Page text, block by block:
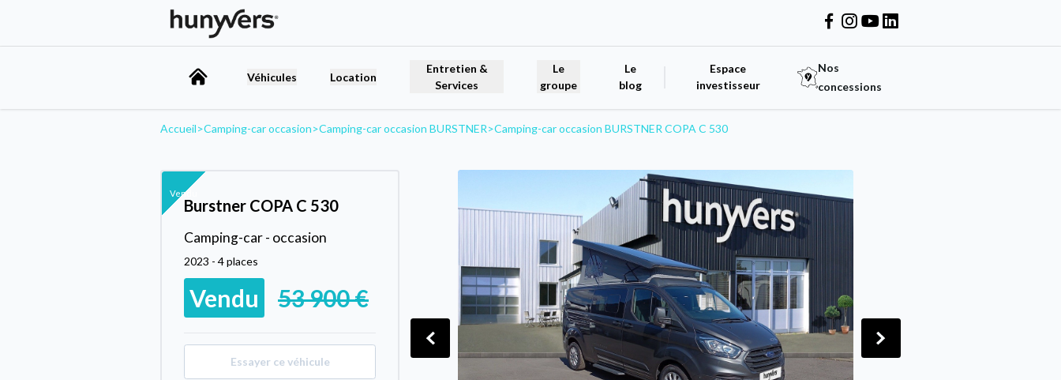
Véhicules Location
Entretien &
Services
Le
groupe
Le
blog
Espace
investisseur
Nos
concessions
Accueil>Camping-car occasion>Camping-car occasion BURSTNER>Camping-car occasion BURSTNER COPA C 530
Vendu
Burstner COPA C 530
Camping-car - occasion
2023 - 4 places
Vendu 53 900 €
Essayer ce véhicule